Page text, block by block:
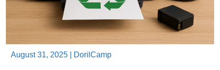
August 31, 2025 DorilCamp